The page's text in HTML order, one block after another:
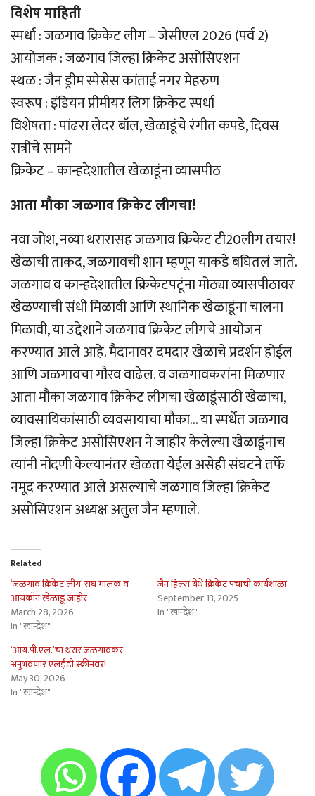
विशेष माहिती
स्पर्धा : जळगाव क्रिकेट लीग – जेसीएल 2026 (पर्व 2)
आयोजक : जळगाव जिल्हा क्रिकेट असोसिएशन
स्थळ : जैन ड्रीम स्पेसेस कांताई नगर मेहरुण
स्वरूप : इंडियन प्रीमीयर लिग क्रिकेट स्पर्धा
विशेषता : पांढरा लेदर बॉल, खेळाडूंचे रंगीत कपडे, दिवस
रात्रीचे सामने
क्रिकेट – कान्हदेशातील खेळाडूंना व्यासपीठ
आता मौका जळगाव क्रिकेट लीगचा!
नवा जोश, नव्या थरारासह जळगाव क्रिकेट टी20लीग तयार!
खेळाची ताकद, जळगावची शान म्हणून याकडे बघितलं जाते.
जळगाव व कान्हदेशातील क्रिकेटपटूंना मोठ्या व्यासपीठावर
खेळण्याची संधी मिळावी आणि स्थानिक खेळाडूंना चालना
मिळावी, या उद्देशाने जळगाव क्रिकेट लीगचे आयोजन
करण्यात आले आहे. मैदानावर दमदार खेळाचे प्रदर्शन होईल
आणि जळगावचा गौरव वाढेल. व जळगावकरांना मिळणार
आता मौका जळगाव क्रिकेट लीगचा खेळाडूंसाठी खेळाचा,
व्यावसायिकांसाठी व्यवसायाचा मौका… या स्पर्धेत जळगाव
जिल्हा क्रिकेट असोसिएशन ने जाहीर केलेल्या खेळाडूंनाच
त्यांनी नोंदणी केल्यानंतर खेळता येईल असेही संघटने तर्फे
नमूद करण्यात आले असल्याचे जळगाव जिल्हा क्रिकेट
असोसिएशन अध्यक्ष अतुल जैन म्हणाले.
Related
‘जळगाव क्रिकेट लीग’ संघ मालक व
आयकॉन खेळाडू जाहीर
March 28, 2026
In "खान्देश"
जैन हिल्स येथे क्रिकेट पंचांची कार्यशाळा
September 13, 2025
In "खान्देश"
‘आय.पी.एल.’चा थरार जळगावकर
अनुभवणार एलईडी स्क्रीनवर!
May 30, 2026
In "खान्देश"